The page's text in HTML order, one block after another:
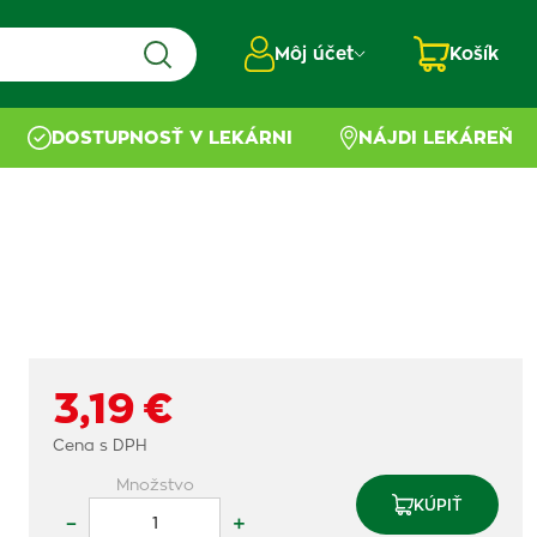
Môj účet Košík
DOSTUPNOSŤ V LEKÁRNI NÁJDI LEKÁREŇ
3,19 €
Cena s DPH
Množstvo
– +
KÚPIŤ